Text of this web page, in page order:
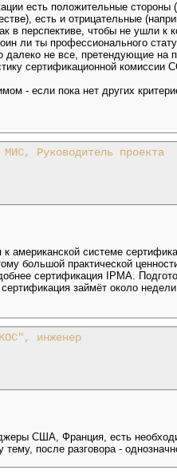
есть положительные
есть и отрицательные
в перспективе, чтобы не ушли к
ли ты профессионального
далеко не все, претендующие
сертификационной комиссии
- если пока нет других
Руководитель проекта
американской системе
большой практической
сертификация IPMA.
сертификация займёт около
инженер
США, Франция, есть
тему, после разговора -